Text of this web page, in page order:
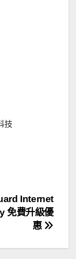
技
Internet
免費升級優
惠